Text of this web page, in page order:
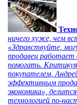
ничего хуже, чем
«Здравствуйте,
продавец работает
помогать.
покупателем,
эффективным
экономика»,
технологией по-